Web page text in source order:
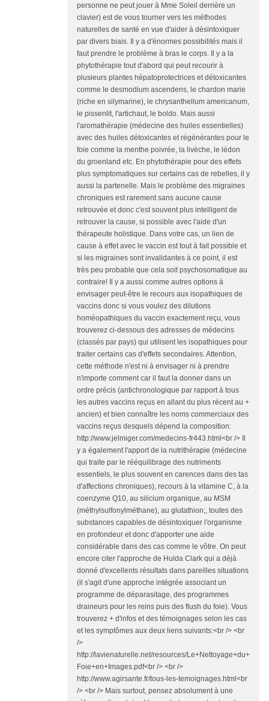
personne ne peut jouer à Mme Soleil derrière un
clavier) est de vous tourner vers les méthodes
naturelles de santé en vue d'aider à désintoxiquer
par divers biais. Il y a d'énormes possibilités mais il
faut prendre le problème à bras le corps. Il y a la
phytothérapie tout d'abord qui peut recourir à
plusieurs plantes hépatoprotectrices et détoxicantes
comme le desmodium ascendens, le chardon marie
(riche en silymarine), le chrysanthellum americanum,
le pissenlit, l'artichaut, le boldo. Mais aussi
l'aromathérapie (médecine des huiles essentielles)
avec des huiles détoxicantes et régénérantes pour le
foie comme la menthe poivrée, la livèche, le lédon
du groenland etc. En phytothérapie pour des effets
plus symptomatiques sur certains cas de rebelles, il y
aussi la partenelle. Mais le problème des migraines
chroniques est rarement sans aucune cause
retrouvée et donc c'est souvent plus intelligent de
retrouver la cause, si possible avec l'aide d'un
thérapeute holistique. Dans votre cas, un lien de
cause à effet avec le vaccin est tout à fait possible et
si les migraines sont invalidantes à ce point, il est
très peu probable que cela soit psychosomatique au
contraire! Il y a aussi comme autres options à
envisager peut-être le recours aux isopathiques de
vaccins donc si vous voulez des dilutions
homéopathiques du vaccin exactement reçu, vous
trouverez ci-dessous des adresses de médecins
(classés par pays) qui utilisent les isopathiques pour
traiter certains cas d'effets secondaires. Attention,
cette méthode n'est ni à envisager ni à prendre
n'importe comment car il faut la donner dans un
ordre précis (antichronologique par rapport à tous
les autres vaccins reçus en allant du plus récent au +
ancien) et bien connaître les noms commerciaux des
vaccins reçus desquels dépend la composition:
http://www.jelmiger.com/medecins-fr443.html<br /> Il
y a également l'apport de la nutrithérapie (médecine
qui traite par le rééquilibrage des nutriments
essentiels, le plus souvent en carences dans des tas
d'affections chroniques), recours à la vitamine C, à la
coenzyme Q10, au silicium organique, au MSM
(méthylsulfonylméthane), au glutathion;, toutes des
substances capables de désintoxiquer l'organisme
en profondeur et donc d'apporter une aide
considérable dans des cas comme le vôtre. On peut
encore citer l'approche de Hulda Clark qui a déjà
donné d'excellents résultats dans pareilles situations
(il s'agit d'une approche intégrée associant un
programme de déparasitage, des programmes
draineurs pour les reins puis des flush du foie). Vous
trouverez + d'infos et des témoignages selon les cas
et les symptômes aux deux liens suivants:<br /> <br
/>
http://lavienaturelle.net/resources/Le+Nettoyage+du+
Foie+en+Images.pdf<br /> <br />
http://www.agirsante.fr/tous-les-temoignages.html<br
/> <br /> Mais surtout, pensez absolument à une